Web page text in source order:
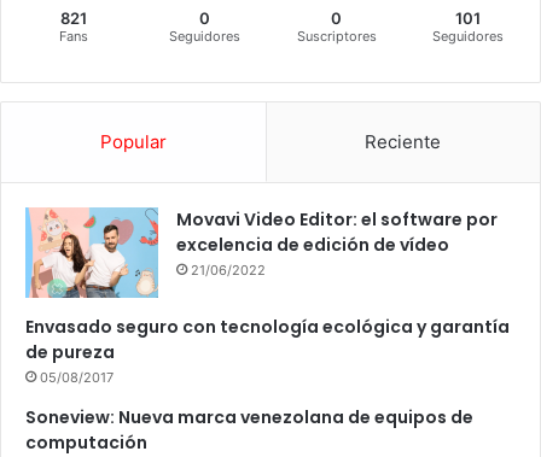
821
Fans
0
Seguidores
0
Suscriptores
101
Seguidores
Popular Reciente
Movavi Video Editor: el software por
excelencia de edición de vídeo
21/06/2022
Envasado seguro con tecnología ecológica y garantía
de pureza
05/08/2017
Soneview: Nueva marca venezolana de equipos de
computación